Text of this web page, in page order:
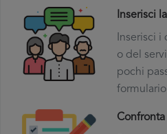
Inserisci
Inserisci
o del
pochi
formulario